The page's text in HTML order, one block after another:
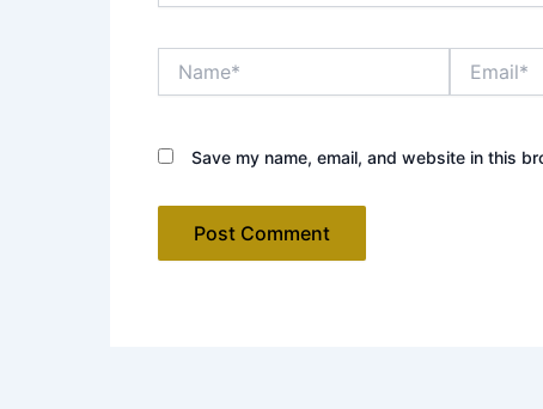
Save my name, email, and website in this